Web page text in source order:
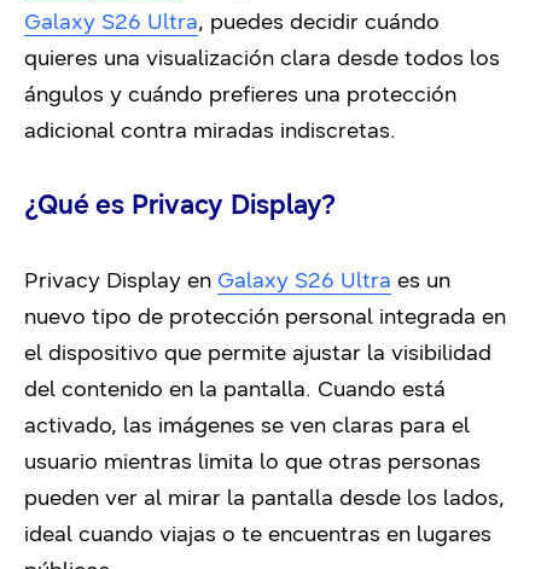
Galaxy S26 Ultra, puedes decidir cuándo
quieres una visualización clara desde todos los
ángulos y cuándo prefieres una protección
adicional contra miradas indiscretas.
¿Qué es Privacy Display?
Privacy Display en Galaxy S26 Ultra es un
nuevo tipo de protección personal integrada en
el dispositivo que permite ajustar la visibilidad
del contenido en la pantalla. Cuando está
activado, las imágenes se ven claras para el
usuario mientras limita lo que otras personas
pueden ver al mirar la pantalla desde los lados,
ideal cuando viajas o te encuentras en lugares